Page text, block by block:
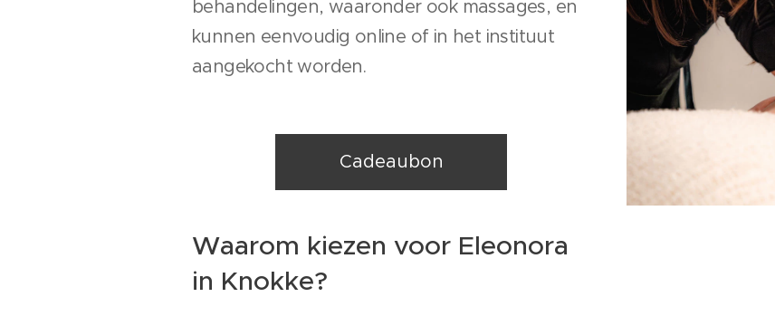
behandelingen, waaronder ook massages, en
kunnen eenvoudig online of in het instituut
aangekocht worden.
Cadeaubon
Waarom kiezen voor Eleonora
in Knokke?